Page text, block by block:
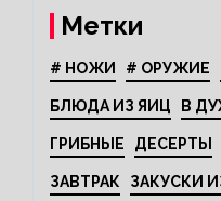
Метки
# НОЖИ # ОРУЖИЕ
БЛЮДА ИЗ ЯИЦ В
ГРИБНЫЕ ДЕСЕРТЫ
ЗАВТРАК ЗАКУСКИ